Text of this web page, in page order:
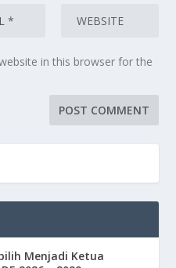
in this browser for the
Menjadi Ketua